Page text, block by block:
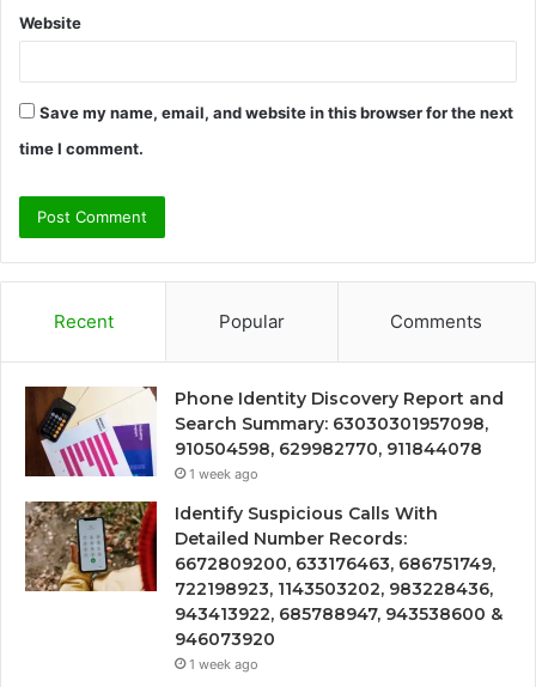
Website
Save my name, email, and website in this browser for the next
time I comment.
Recent Popular Comments
Phone Identity Discovery Report and
Search Summary: 63030301957098,
910504598, 629982770, 911844078
1 week ago
Identify Suspicious Calls With
Detailed Number Records:
6672809200, 633176463, 686751749,
722198923, 1143503202, 983228436,
943413922, 685788947, 943538600 &
946073920
1 week ago